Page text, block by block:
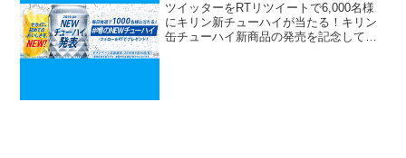
ツイッターをRTリツイートで6,000名様
にキリン新チューハイが当たる！キリン
缶チューハイ新商品の発売を記念してツ